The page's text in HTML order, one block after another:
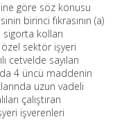
göre söz konusu
birinci fıkrasının (a)
kolları
özel sektör işyeri
cetvelde sayılan
4 üncü maddenin
uzun vadeli
çalıştıran
işverenleri